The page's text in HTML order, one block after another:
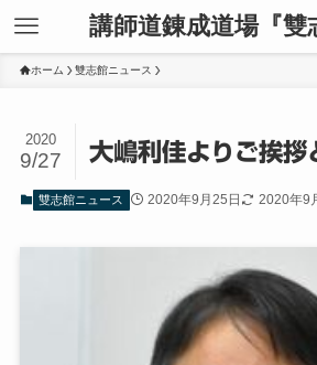
講師道錬成道場『
ホーム 雙志館ニュース
大嶋利佳よりご挨拶
2020
9/27
雙志館ニュース 2020年9月25日 2020年9